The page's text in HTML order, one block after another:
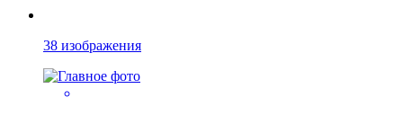
38 изображения